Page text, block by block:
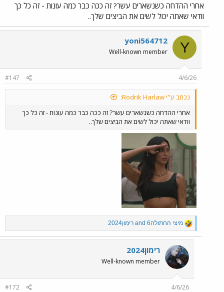
אחרי ההדחה כשנשארים עשר? זה ככה כבר כמה עונות - זה כל כך
וודאי שאתה יכול לשים את הביצים שלך..
Y
yoni564712
Well-known member
4/6/26
#147
נכתב ע"י Rodrik Harlaw:
אחרי ההדחה כשנשארים עשר? זה ככה כבר כמה עונות - זה כל כך
וודאי שאתה יכול לשים את הביצים שלך..
R
e
a
c
t
i
o
n
s
מיצי החתולה6 רימון2024
רימון2024
Well-known member
4/6/26
#172